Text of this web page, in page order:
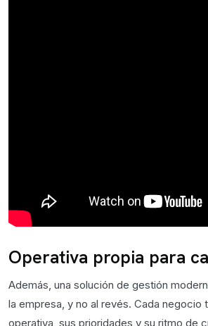
Operativa propia para
Además, una solución de gestión
la empresa, y no al revés. Cada negocio
operativa, sus prioridades y su ritmo de